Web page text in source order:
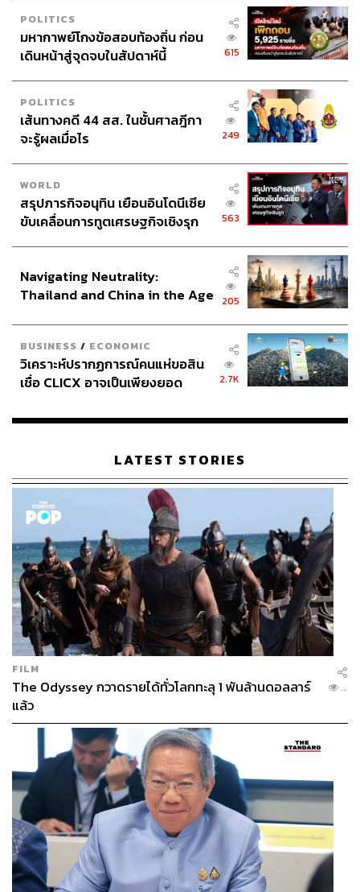
POLITICS
มหากาพย์โกงข้อสอบท้องถิ่น ก่อน
เดินหน้าสู่จุดจบในสัปดาห์นี้
615
POLITICS
เส้นทางคดี 44 สส. ในชั้นศาลฎีกา
จะรู้ผลเมื่อไร
249
WORLD
สรุปภารกิจอนุทิน เยือนอินโดนีเซีย
ขับเคลื่อนการทูตเศรษฐกิจเชิงรุก
563
Navigating Neutrality:
Thailand and China in the Age
205
BUSINESS / ECONOMIC
วิเคราะห์ปรากฏการณ์คนแห่ขอสิน
เชื่อ CLICX อาจเป็นเพียงยอด
เรือนไทยที่ถูกซุกไว้
2.7K
LATEST STORIES
FILM
The Odyssey กวาดรายได้ทั่วโลกทะลุ 1 พันล้านดอลลาร์
แล้ว
...